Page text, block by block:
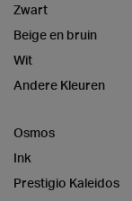
Zwart
Beige en bruin
Wit
Andere Kleuren
Osmos
Ink
Prestigio Kaleidos